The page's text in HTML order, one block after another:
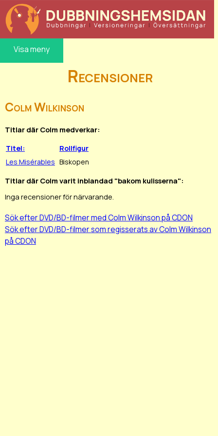
Visa meny
Recensioner
Colm Wilkinson
Titlar där Colm medverkar:
Titel:
Rollfigur
Les Misérables Biskopen
Titlar där Colm varit inblandad "bakom kulisserna":
Inga recensioner för närvarande.
Sök efter DVD/BD-filmer med Colm Wilkinson på CDON
Sök efter DVD/BD-filmer som regisserats av Colm Wilkinson
på CDON